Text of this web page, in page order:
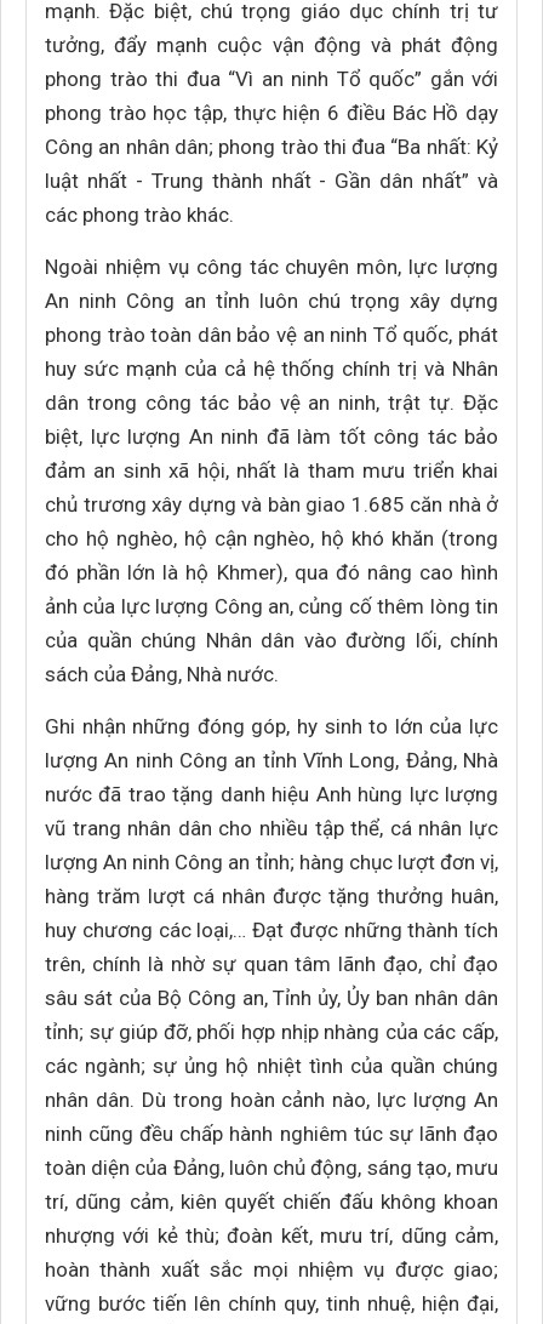
mạnh. Đặc biệt, chú trọng giáo dục chính trị tư
tưởng, đẩy mạnh cuộc vận động và phát động
phong trào thi đua “Vì an ninh Tổ quốc” gắn với
phong trào học tập, thực hiện 6 điều Bác Hồ dạy
Công an nhân dân; phong trào thi đua “Ba nhất: Kỷ
luật nhất - Trung thành nhất - Gần dân nhất” và
các phong trào khác.
Ngoài nhiệm vụ công tác chuyên môn, lực lượng
An ninh Công an tỉnh luôn chú trọng xây dựng
phong trào toàn dân bảo vệ an ninh Tổ quốc, phát
huy sức mạnh của cả hệ thống chính trị và Nhân
dân trong công tác bảo vệ an ninh, trật tự. Đặc
biệt, lực lượng An ninh đã làm tốt công tác bảo
đảm an sinh xã hội, nhất là tham mưu triển khai
chủ trương xây dựng và bàn giao 1.685 căn nhà ở
cho hộ nghèo, hộ cận nghèo, hộ khó khăn (trong
đó phần lớn là hộ Khmer), qua đó nâng cao hình
ảnh của lực lượng Công an, củng cố thêm lòng tin
của quần chúng Nhân dân vào đường lối, chính
sách của Đảng, Nhà nước.
Ghi nhận những đóng góp, hy sinh to lớn của lực
lượng An ninh Công an tỉnh Vĩnh Long, Đảng, Nhà
nước đã trao tặng danh hiệu Anh hùng lực lượng
vũ trang nhân dân cho nhiều tập thể, cá nhân lực
lượng An ninh Công an tỉnh; hàng chục lượt đơn vị,
hàng trăm lượt cá nhân được tặng thưởng huân,
huy chương các loại,… Đạt được những thành tích
trên, chính là nhờ sự quan tâm lãnh đạo, chỉ đạo
sâu sát của Bộ Công an, Tỉnh ủy, Ủy ban nhân dân
tỉnh; sự giúp đỡ, phối hợp nhịp nhàng của các cấp,
các ngành; sự ủng hộ nhiệt tình của quần chúng
nhân dân. Dù trong hoàn cảnh nào, lực lượng An
ninh cũng đều chấp hành nghiêm túc sự lãnh đạo
toàn diện của Đảng, luôn chủ động, sáng tạo, mưu
trí, dũng cảm, kiên quyết chiến đấu không khoan
nhượng với kẻ thù; đoàn kết, mưu trí, dũng cảm,
hoàn thành xuất sắc mọi nhiệm vụ được giao;
vững bước tiến lên chính quy, tinh nhuệ, hiện đại,